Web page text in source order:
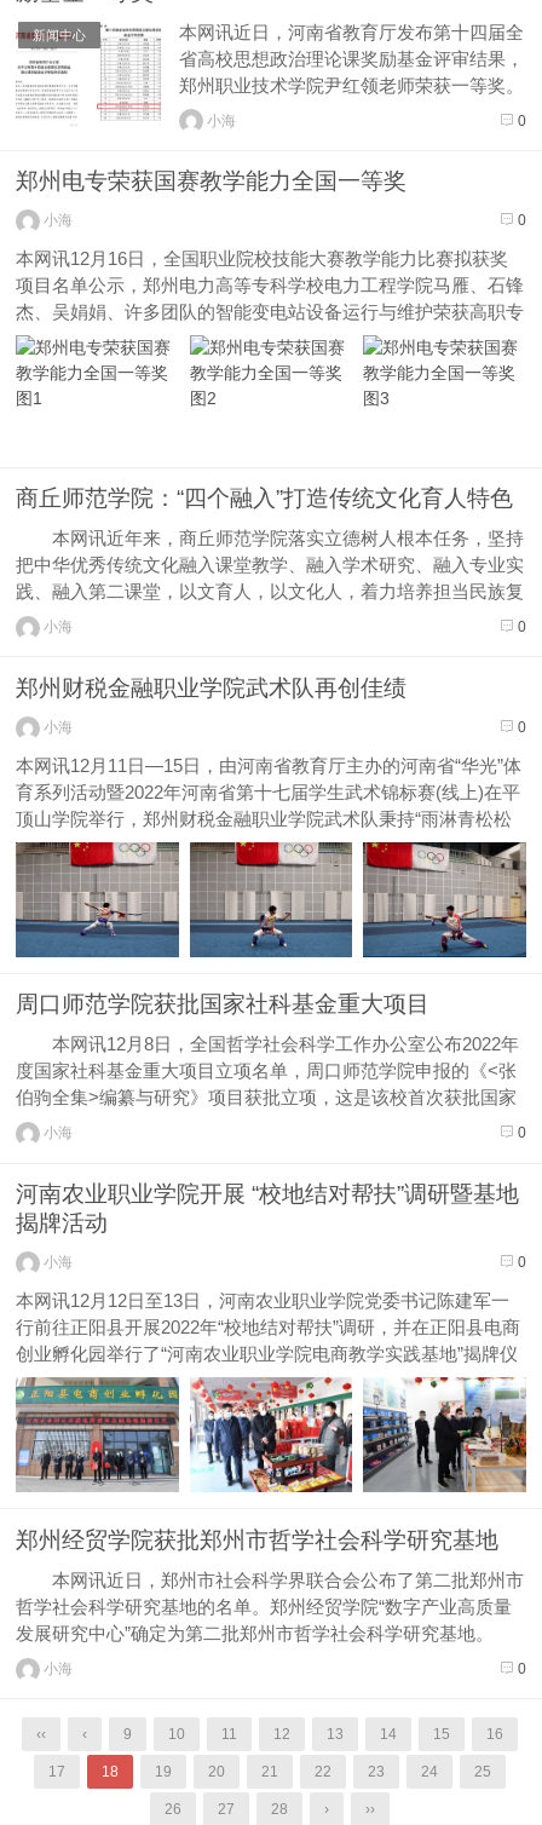
新闻中心
本网讯近日，河南省教育厅发布第十四届全
省高校思想政治理论课奖励基金评审结果，
郑州职业技术学院尹红领老师荣获一等奖。
高校思想政治理论课奖励基金由省教育厅组
的职业归属感、自豪感和荣誉感，充分发挥
优秀教师的示范引领作用，鼓励思政课教师
0
小海
郑州电专荣获国赛教学能力全国一等奖
0
小海
本网讯12月16日，全国职业院校技能大赛教学能力比赛拟获奖
项目名单公示，郑州电力高等专科学校电力工程学院马雁、石锋
杰、吴娟娟、许多团队的智能变电站设备运行与维护荣获高职专
业课程一组一等奖，这是是学校教师近年来参加教学能力比赛取
得的历史性突破，为学校双高建设添上了浓墨重彩的一笔!全国
职业院校技能大赛...
商丘师范学院：“四个融入”打造传统文化育人特色
本网讯近年来，商丘师范学院落实立德树人根本任务，坚持
把中华优秀传统文化融入课堂教学、融入学术研究、融入专业实
践、融入第二课堂，以文育人，以文化人，着力培养担当民族复
兴大任的时代新人。 将优秀传统文化融入课堂教学。在人才
0
小海
郑州财税金融职业学院武术队再创佳绩
0
小海
本网讯12月11日—15日，由河南省教育厅主办的河南省“华光”体
育系列活动暨2022年河南省第十七届学生武术锦标赛(线上)在平
顶山学院举行，郑州财税金融职业学院武术队秉持“雨淋青松松
更青，雪打红梅梅更红”的坚定信念，克服因疫情带来的诸多困
难，刻苦训练、顽强拼搏，最终在本届大赛中获得五金一银的优
异成...
周口师范学院获批国家社科基金重大项目
本网讯12月8日，全国哲学社会科学工作办公室公布2022年
度国家社科基金重大项目立项名单，周口师范学院申报的《<张
伯驹全集>编纂与研究》项目获批立项，这是该校首次获批国家
社科基金重大项目，标志着哲学社会科学研究上了一个新台阶。
0
小海
河南农业职业学院开展 “校地结对帮扶”调研暨基地
揭牌活动
0
小海
本网讯12月12日至13日，河南农业职业学院党委书记陈建军一
行前往正阳县开展2022年“校地结对帮扶”调研，并在正阳县电商
创业孵化园举行了“河南农业职业学院电商教学实践基地”揭牌仪
式。学院党委书记陈建军致辞，正阳县委书记王东征陪同参观，
县委副书记张鹏致辞，副县长马红珍主持揭牌仪式。学院副院长
高延玲...
郑州经贸学院获批郑州市哲学社会科学研究基地
本网讯近日，郑州市社会科学界联合会公布了第二批郑州市
哲学社会科学研究基地的名单。郑州经贸学院“数字产业高质量
发展研究中心”确定为第二批郑州市哲学社会科学研究基地。
学校数字产业高质量发展研究中心通过定期邀请行业专家、顶
0
小海
‹‹ ‹ 9 10 11 12 13 14 15 16
17 18 19 20 21 22 23 24 25
26 27 28 › ››